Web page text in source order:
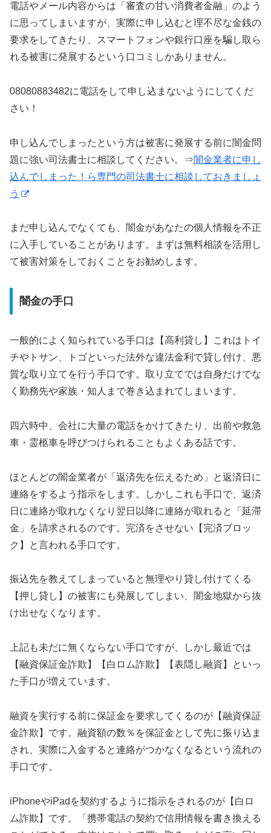
電話やメール内容からは「審査の甘い消費者金融」のよう
に思ってしまいますが、実際に申し込むと理不尽な金銭の
要求をしてきたり、スマートフォンや銀行口座を騙し取ら
れる被害に発展するという口コミしかありません。
08080883482に電話をして申し込まないようにしてくだ
さい！
申し込んでしまったという方は被害に発展する前に闇金問
題に強い司法書士に相談してください。⇒闇金業者に申し
込んでしまった！ら専門の司法書士に相談しておきましょ
う
まだ申し込んでなくても、闇金があなたの個人情報を不正
に入手していることがあります。まずは無料相談を活用し
て被害対策をしておくことをお勧めします。
闇金の手口
一般的によく知られている手口は【高利貸し】これはトイ
チやトサン、トゴといった法外な違法金利で貸し付け、悪
質な取り立てを行う手口です。取り立てでは自身だけでな
く勤務先や家族・知人まで巻き込まれてしまいます。
四六時中、会社に大量の電話をかけてきたり、出前や救急
車・霊柩車を呼びつけられることもよくある話です。
ほとんどの闇金業者が「返済先を伝えるため」と返済日に
連絡をするよう指示をします。しかしこれも手口で、返済
日に連絡が取れなくなり翌日以降に連絡が取れると「延滞
金」を請求されるのです。完済をさせない【完済ブロッ
ク】と言われる手口です。
振込先を教えてしまっていると無理やり貸し付けてくる
【押し貸し】の被害にも発展してしまい、闇金地獄から抜
け出せなくなります。
上記も未だに無くならない手口ですが、しかし最近では
【融資保証金詐欺】【白ロム詐欺】【表隠し融資】といっ
た手口が増えています。
融資を実行する前に保証金を要求してくるのが【融資保証
金詐欺】です。融資額の数％を保証金として先に振り込ま
され、実際に入金すると連絡がつかなくなるという流れの
手口です。
iPhoneやiPadを契約するように指示をされるのが【白ロ
ム詐欺】です。「携帯電話の契約で信用情報を書き換える